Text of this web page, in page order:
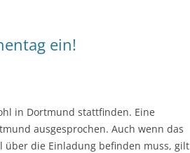
ein!
in Dortmund stattfinden. Eine
ausgesprochen. Auch wenn das
über die Einladung befinden muss, gilt